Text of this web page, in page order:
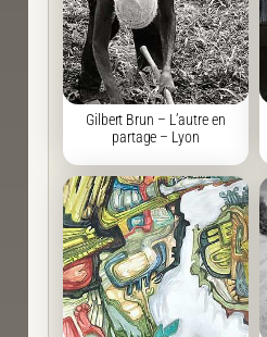
Gilbert Brun – L’autre en
partage – Lyon